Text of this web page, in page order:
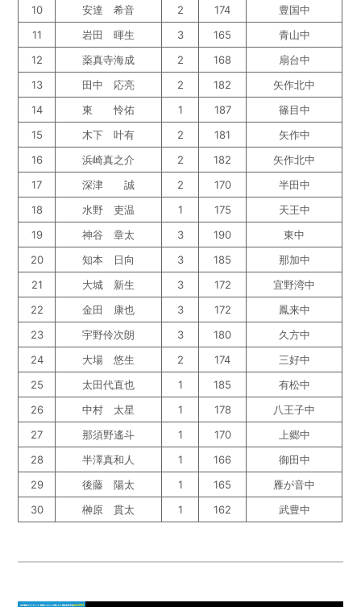
10
安達 希音 2 174
豊国中
11
岩田 暉生 3 165
青山中
12
薬真寺海成 2 168
扇台中
13
田中 応亮 2 182
矢作北中
14
東 怜佑 1 187
篠目中
15
木下 叶有 2 181
矢作中
16
浜崎真之介 2 182
矢作北中
17
深津 誠 2 170
半田中
18
水野 吏温 1 175
天王中
19
神谷 章太 3 190
東中
20
知本 日向 3 185
那加中
21
大城 新生 3 172
宜野湾中
22
金田 康也 3 172
鳳来中
23
宇野伶次朗 3 180
久方中
24
大場 悠生 2 174
三好中
25
太田代直也 1 185
有松中
26
中村 太星 1 178
八王子中
27
那須野遙斗 1 170
上郷中
28
半澤真和人 1 166
御田中
29
後藤 陽太 1 165
雁が音中
30
榊原 貫太 1 162 武豊中